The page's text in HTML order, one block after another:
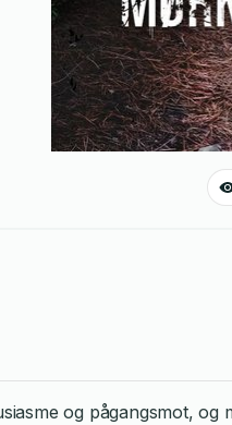
og pågangsmot,